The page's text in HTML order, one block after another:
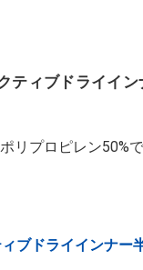
ティブドライイン
リプロピレン50%で
ブドライインナー